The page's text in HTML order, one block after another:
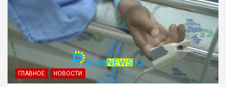
ГЛАВНОЕ НОВОСТИ